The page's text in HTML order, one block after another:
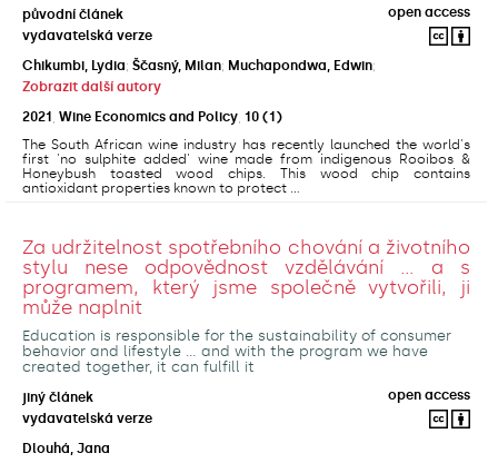
původní článek
open access
vydavatelská verze
Chikumbi, Lydia; Ščasný, Milan; Muchapondwa, Edwin;
Zobrazit další autory
2021 Wine Economics and Policy 10 (1)
The South African wine industry has recently launched the world's
first 'no sulphite added' wine made from indigenous Rooibos &
Honeybush toasted wood chips. This wood chip contains
antioxidant properties known to protect ...
Za udržitelnost spotřebního chování a životního
stylu nese odpovědnost vzdělávání ... a s
programem, který jsme společně vytvořili, ji
může naplnit
Education is responsible for the sustainability of consumer
behavior and lifestyle ... and with the program we have
created together, it can fulfill it
jiný článek
open access
vydavatelská verze
Dlouhá, Jana